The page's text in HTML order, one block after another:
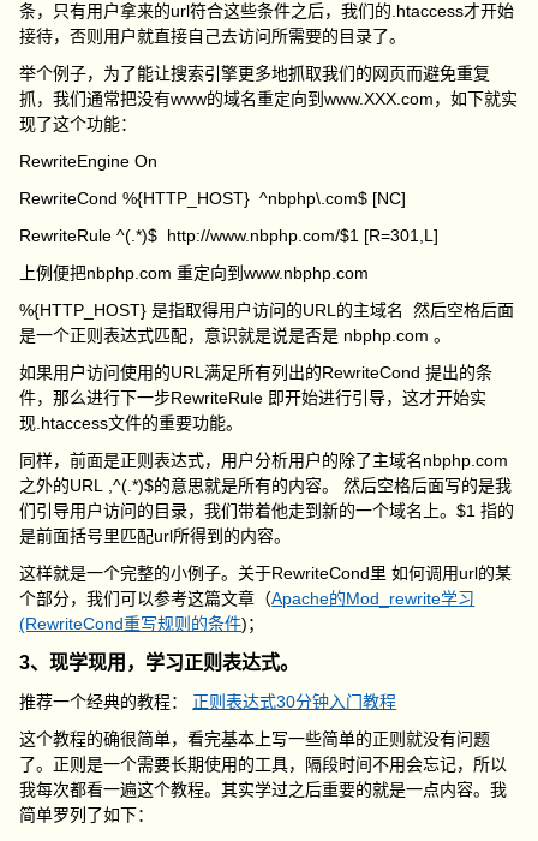
条，只有用户拿来的url符合这些条件之后，我们的.htaccess才开始
接待，否则用户就直接自己去访问所需要的目录了。
举个例子，为了能让搜索引擎更多地抓取我们的网页而避免重复
抓，我们通常把没有www的域名重定向到www.XXX.com，如下就实
现了这个功能：
RewriteEngine On
RewriteCond %{HTTP_HOST} ^nbphp\.com$ [NC]
RewriteRule ^(.*)$ http://www.nbphp.com/$1 [R=301,L]
上例便把nbphp.com 重定向到www.nbphp.com
%{HTTP_HOST} 是指取得用户访问的URL的主域名 然后空格后面
是一个正则表达式匹配，意识就是说是否是 nbphp.com 。
如果用户访问使用的URL满足所有列出的RewriteCond 提出的条
件，那么进行下一步RewriteRule 即开始进行引导，这才开始实
现.htaccess文件的重要功能。
同样，前面是正则表达式，用户分析用户的除了主域名nbphp.com
之外的URL ,^(.*)$的意思就是所有的内容。 然后空格后面写的是我
们引导用户访问的目录，我们带着他走到新的一个域名上。$1 指的
是前面括号里匹配url所得到的内容。
这样就是一个完整的小例子。关于RewriteCond里 如何调用url的某
个部分，我们可以参考这篇文章（Apache的Mod_rewrite学习
(RewriteCond重写规则的条件)；
3、现学现用，学习正则表达式。
推荐一个经典的教程： 正则表达式30分钟入门教程
这个教程的确很简单，看完基本上写一些简单的正则就没有问题
了。正则是一个需要长期使用的工具，隔段时间不用会忘记，所以
我每次都看一遍这个教程。其实学过之后重要的就是一点内容。我
简单罗列了如下：